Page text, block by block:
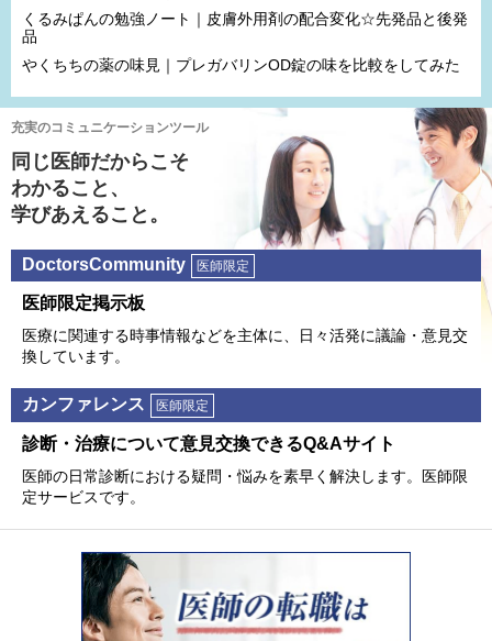
くるみぱんの勉強ノート｜皮膚外用剤の配合変化☆先発品と後発
品
やくちちの薬の味見｜プレガバリンOD錠の味を比較をしてみた
充実のコミュニケーションツール
同じ医師だからこそ
わかること、
学びあえること。
DoctorsCommunity 医師限定
医師限定掲⽰板
医療に関連する時事情報などを主体に、⽇々活発に議論・意⾒交
換しています。
カンファレンス 医師限定
診断・治療について意⾒交換できるQ&Aサイト
医師の⽇常診断における疑問・悩みを素早く解決します。医師限
定サービスです。